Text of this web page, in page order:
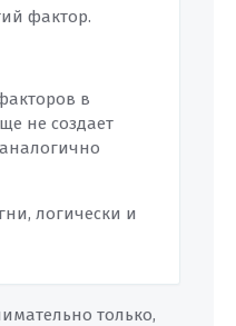
фактор.
в
не создает
логически и
только,